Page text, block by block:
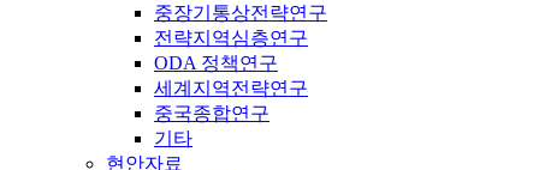
중장기통상전략연구
전략지역심층연구
ODA 정책연구
세계지역전략연구
중국종합연구
기타
현안자료